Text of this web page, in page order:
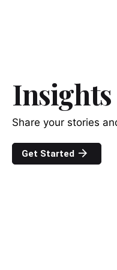
Insights
Share your stories
Get Started